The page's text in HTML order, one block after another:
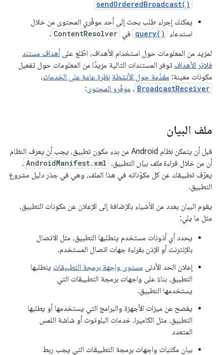
sendOrderedBroadcast()
يمكنك إجراء طلب بحث إلى أحد موفّري المحتوى من خلال
استدعاء
query() في ContentResolver
.
لمزيد من المعلومات حول استخدام الأهداف، اطّلع على أهداف مستند
فلاتر الأهداف توفر المستندات التالية مزيدًا من المعلومات حول تفعيل
مكونات معينة: مقدّمة حول الأنشطة نظرة عامة على الخدمات،
BroadcastReceiver ، موفّرو المحتوى:
ملف البيان
قبل أن يتمكن نظام Android من بدء مكون تطبيق، يجب أن يعرف النظام
أن من خلال قراءة ملف بيان التطبيق، AndroidManifest.xml
.
يعرّف تطبيقك عن كل مكوّناته في هذا الملف، وهي في جذر دليل مشروع
التطبيق.
يقوم البيان بعدد من الأشياء بالإضافة إلى الإعلان عن مكونات التطبيق،
مثل ما يلي:
يحدد أي أذونات مستخدم يتطلبها التطبيق، مثل الاتصال
بالإنترنت أو الإذن بقراءة جهات اتصال المستخدم.
إعلان الحد الأدنى مستوى واجهة برمجة التطبيقات يتطلبها
التطبيق، بناءً على واجهات برمجة التطبيقات التي
يستخدمها التطبيق.
يفصح عن ميزات الأجهزة والبرامج التي يستخدمها أو يطلبها
التطبيق، مثل الكاميرا. خدمات البلوتوث أو شاشة اللمس
المتعدد
بيان مكتبات واجهات برمجة التطبيقات التي يجب ربط